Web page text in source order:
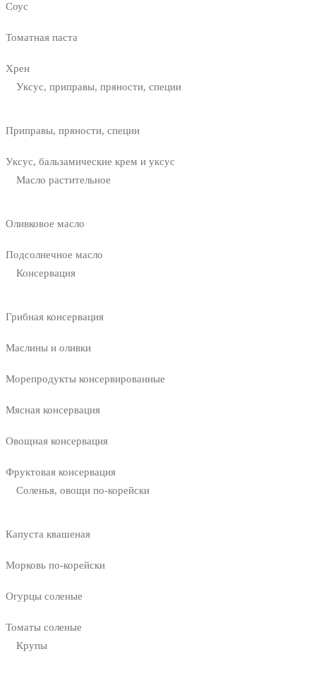
Соус
Томатная паста
Хрен
Уксус, приправы, пряности, специи
Приправы, пряности, специи
Уксус, бальзамические крем и уксус
Масло растительное
Оливковое масло
Подсолнечное масло
Консервация
Грибная консервация
Маслины и оливки
Морепродукты консервированные
Мясная консервация
Овощная консервация
Фруктовая консервация
Соленья, овощи по-корейски
Капуста квашеная
Морковь по-корейски
Огурцы соленые
Томаты соленые
Крупы